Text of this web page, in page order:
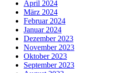
April 2024
März 2024
Februar 2024
Januar 2024
Dezember 2023
November 2023
Oktober 2023
September 2023